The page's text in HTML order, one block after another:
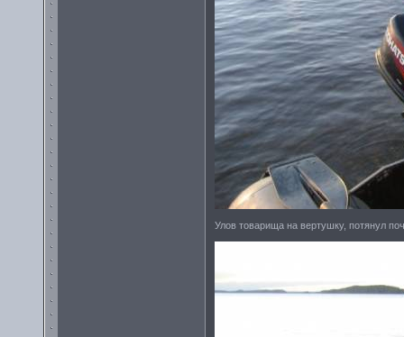
Улов товарища на вертушку, потянул